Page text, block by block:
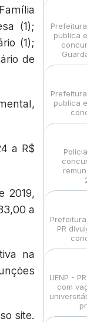
(1);
(1);
de
a R$
2019,
a
na
site.
publica
publica
PR
UENP -
com